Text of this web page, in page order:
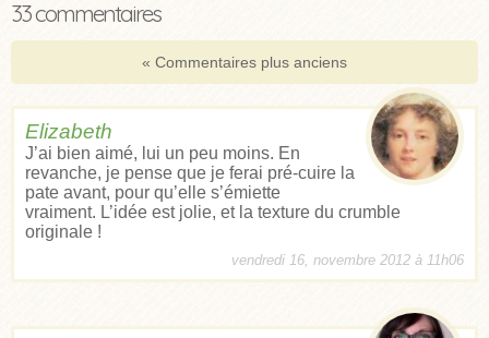
33 commentaires
« Commentaires plus anciens
Elizabeth
J’ai bien aimé, lui un peu moins. En
revanche, je pense que je ferai pré-cuire la
pate avant, pour qu’elle s’émiette
vraiment. L’idée est jolie, et la texture du crumble
originale !
vendredi 16, novembre 2012 à 11h06